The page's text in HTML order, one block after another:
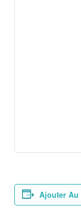
Ajouter Au